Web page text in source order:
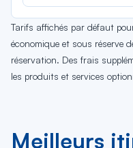
Tarifs affichés par défaut
économique et sous réserve
réservation. Des frais
les produits et services
Meilleurs